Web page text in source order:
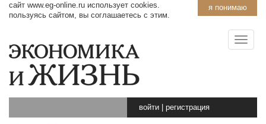
я понимаю
сайт www.eg-online.ru использует cookies.
пользуясь сайтом, вы соглашаетесь с этим.
войти регистрация